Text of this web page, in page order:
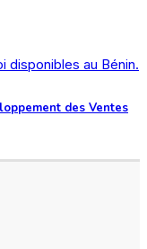
des Ventes